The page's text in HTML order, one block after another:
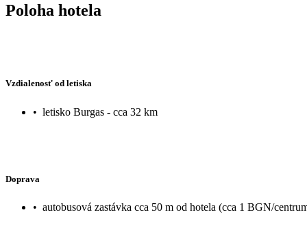
Poloha hotela
Vzdialenosť od letiska
• letisko Burgas - cca 32 km
Doprava
• autobusová zastávka cca 50 m od hotela (cca 1 BGN/